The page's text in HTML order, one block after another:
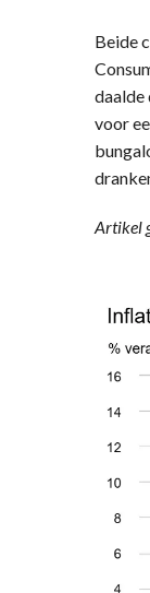
Beide
daalde
voor
Artikel